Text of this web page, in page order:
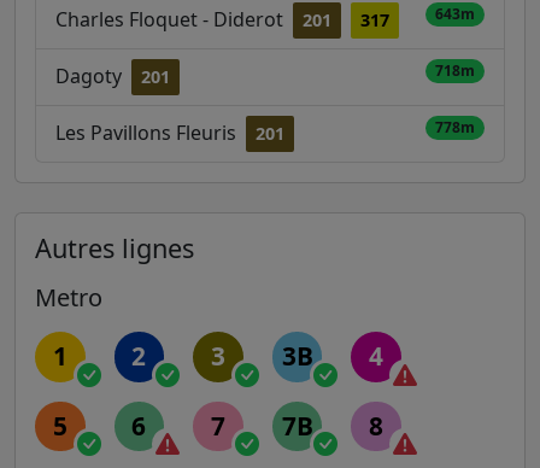
Charles Floquet - Diderot 201 317 643m
Dagoty 201 718m
Les Pavillons Fleuris 201 778m
Autres lignes
Metro
1 2 3 3B 4
5 6 7 7B 8